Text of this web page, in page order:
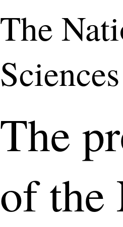
The
The
of the